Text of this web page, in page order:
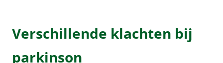
Verschillende klachten bij
parkinson